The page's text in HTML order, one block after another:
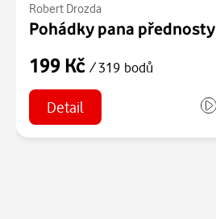
Robert Drozda
Pohádky pana přednosty
199 Kč / 319 bodů
Detail